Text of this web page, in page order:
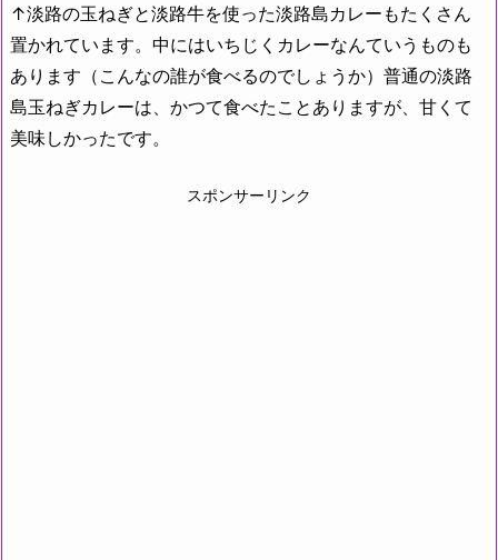
↑淡路の玉ねぎと淡路牛を使った淡路島カレーもたくさん
置かれています。中にはいちじくカレーなんていうものも
あります（こんなの誰が食べるのでしょうか）普通の淡路
島玉ねぎカレーは、かつて食べたことありますが、甘くて
美味しかったです。
スポンサーリンク